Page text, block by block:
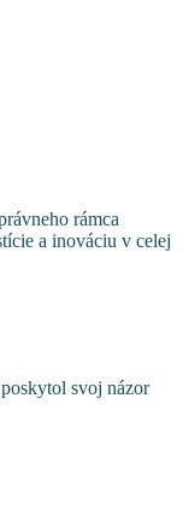
rámca
a inováciu v celej
svoj názor